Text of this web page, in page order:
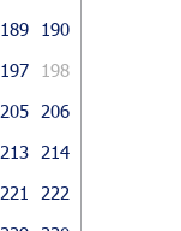
189
190
197
198
205
206
213
214
221
222